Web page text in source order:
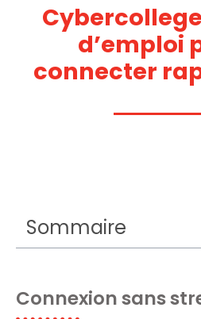
d’emploi
connecter
Sommaire
Connexion sans